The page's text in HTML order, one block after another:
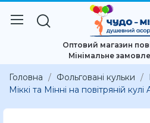
Оптовий магазин
Мінімальне
Головна Фольговані кульки
Міккі та Мінні на повітряній